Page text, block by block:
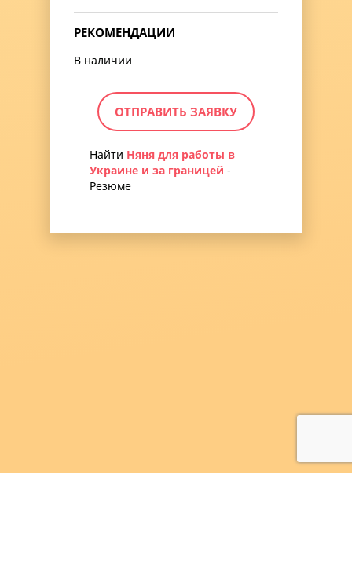
РЕКОМЕНДАЦИИ
В наличии
ОТПРАВИТЬ ЗАЯВКУ
Найти Няня для работы в
Украине и за границей -
Резюме